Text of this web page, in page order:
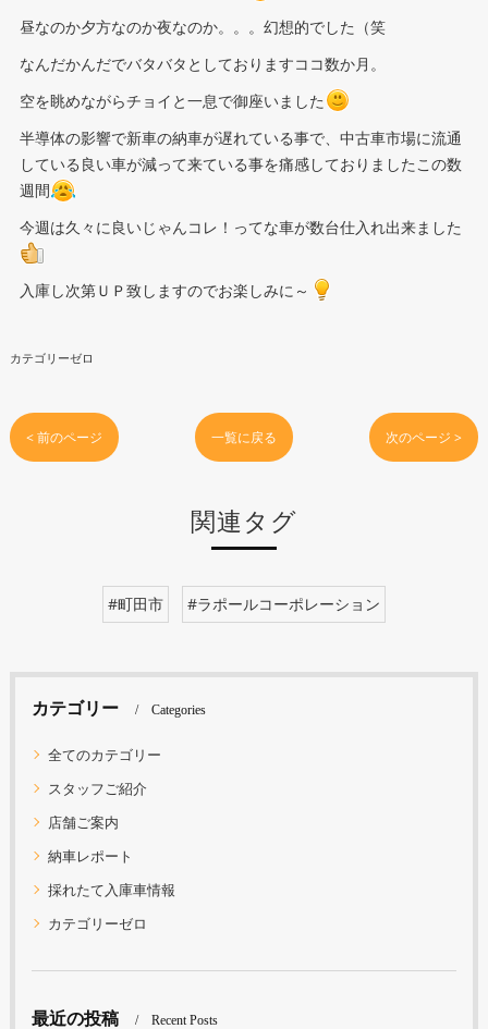
昼なのか夕方なのか夜なのか。。。幻想的でした（笑
なんだかんだでバタバタとしておりますココ数か月。
空を眺めながらチョイと一息で御座いました
半導体の影響で新車の納車が遅れている事で、中古車市場に流通
している良い車が減って来ている事を痛感しておりましたこの数
週間
今週は久々に良いじゃんコレ！ってな車が数台仕入れ出来ました
入庫し次第ＵＰ致しますのでお楽しみに～
カテゴリーゼロ
< 前のページ 一覧に戻る 次のページ >
関連タグ
#町田市 #ラポールコーポレーション
カテゴリー Categories
全てのカテゴリー
スタッフご紹介
店舗ご案内
納車レポート
採れたて入庫車情報
カテゴリーゼロ
最近の投稿 Recent Posts